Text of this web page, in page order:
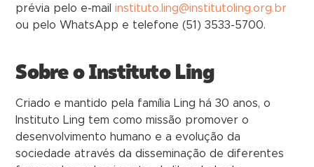
prévia pelo e-mailinstituto.ling@institutoling.org.br
ou pelo WhatsApp e telefone (51) 3533-5700.
Sobre o Instituto Ling
Criado e mantido pela família Ling há 30 anos, o
Instituto Ling tem como missão promover o
desenvolvimento humano e a evolução da
sociedade através da disseminação de diferentes